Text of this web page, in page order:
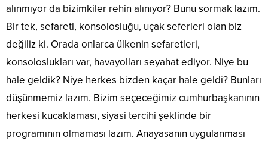
alınmıyor da bizimkiler rehin alınıyor? Bunu sormak lazım.
Bir tek, sefareti, konsolosluğu, uçak seferleri olan biz
değiliz ki. Orada onlarca ülkenin sefaretleri,
konsoloslukları var, havayolları seyahat ediyor. Niye bu
hale geldik? Niye herkes bizden kaçar hale geldi? Bunları
düşünmemiz lazım. Bizim seçeceğimiz cumhurbaşkanının
herkesi kucaklaması, siyasi tercihi şeklinde bir
programının olmaması lazım. Anayasanın uygulanması